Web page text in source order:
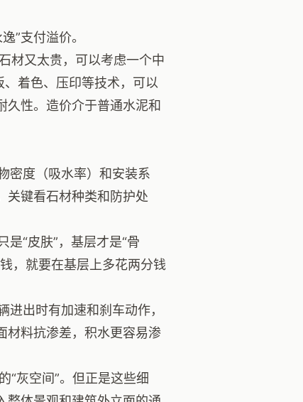
”支付溢价。
材又太贵，可以考虑一个中
着色、压印等技术，可以
久性。造价介于普通水泥和
密度（吸水率）和安装系
键看石材种类和防护处
是“皮肤”，基层才是“骨
，就要在基层上多花两分钱
进出时有加速和刹车动作，
材料抗渗差，积水更容易渗
“灰空间”。但正是这些细